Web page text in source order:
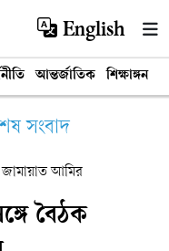
English
আন্তর্জাতিক শিক্ষাঙ্গন
সংবাদ
বৈঠক